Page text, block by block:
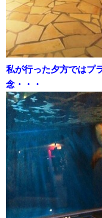
私が行った夕方ではプ
念・・・